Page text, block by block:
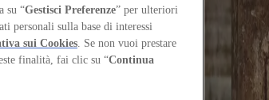
su “Gestisci Preferenze” per ulteriori
personali sulla base di interessi
sui Cookies . Se non vuoi prestare
finalità, fai clic su “Continua